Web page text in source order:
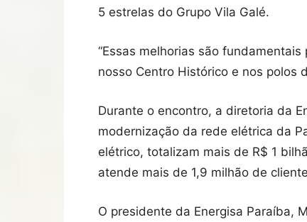
5 estrelas do Grupo Vila Galé.
“Essas melhorias são
nosso Centro Histórico e nos polos
Durante o encontro, a diretoria da
modernização da rede elétrica da
elétrico, totalizam mais de R$ 1
atende mais de 1,9 milhão de
O presidente da Energisa Paraíba,